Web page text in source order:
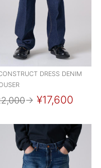
DRESS DENIM
→ ¥17,600